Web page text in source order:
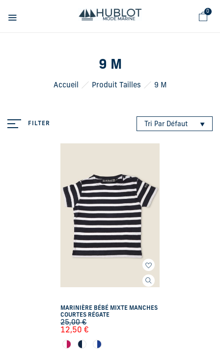
0
9 M
Accueil Produit Tailles 9 M
FILTER Tri Par Défaut
MARINIÈRE BÉBÉ MIXTE MANCHES
COURTES RÉGATE
25,00€
12,50€
Panneau de gestion des cookies